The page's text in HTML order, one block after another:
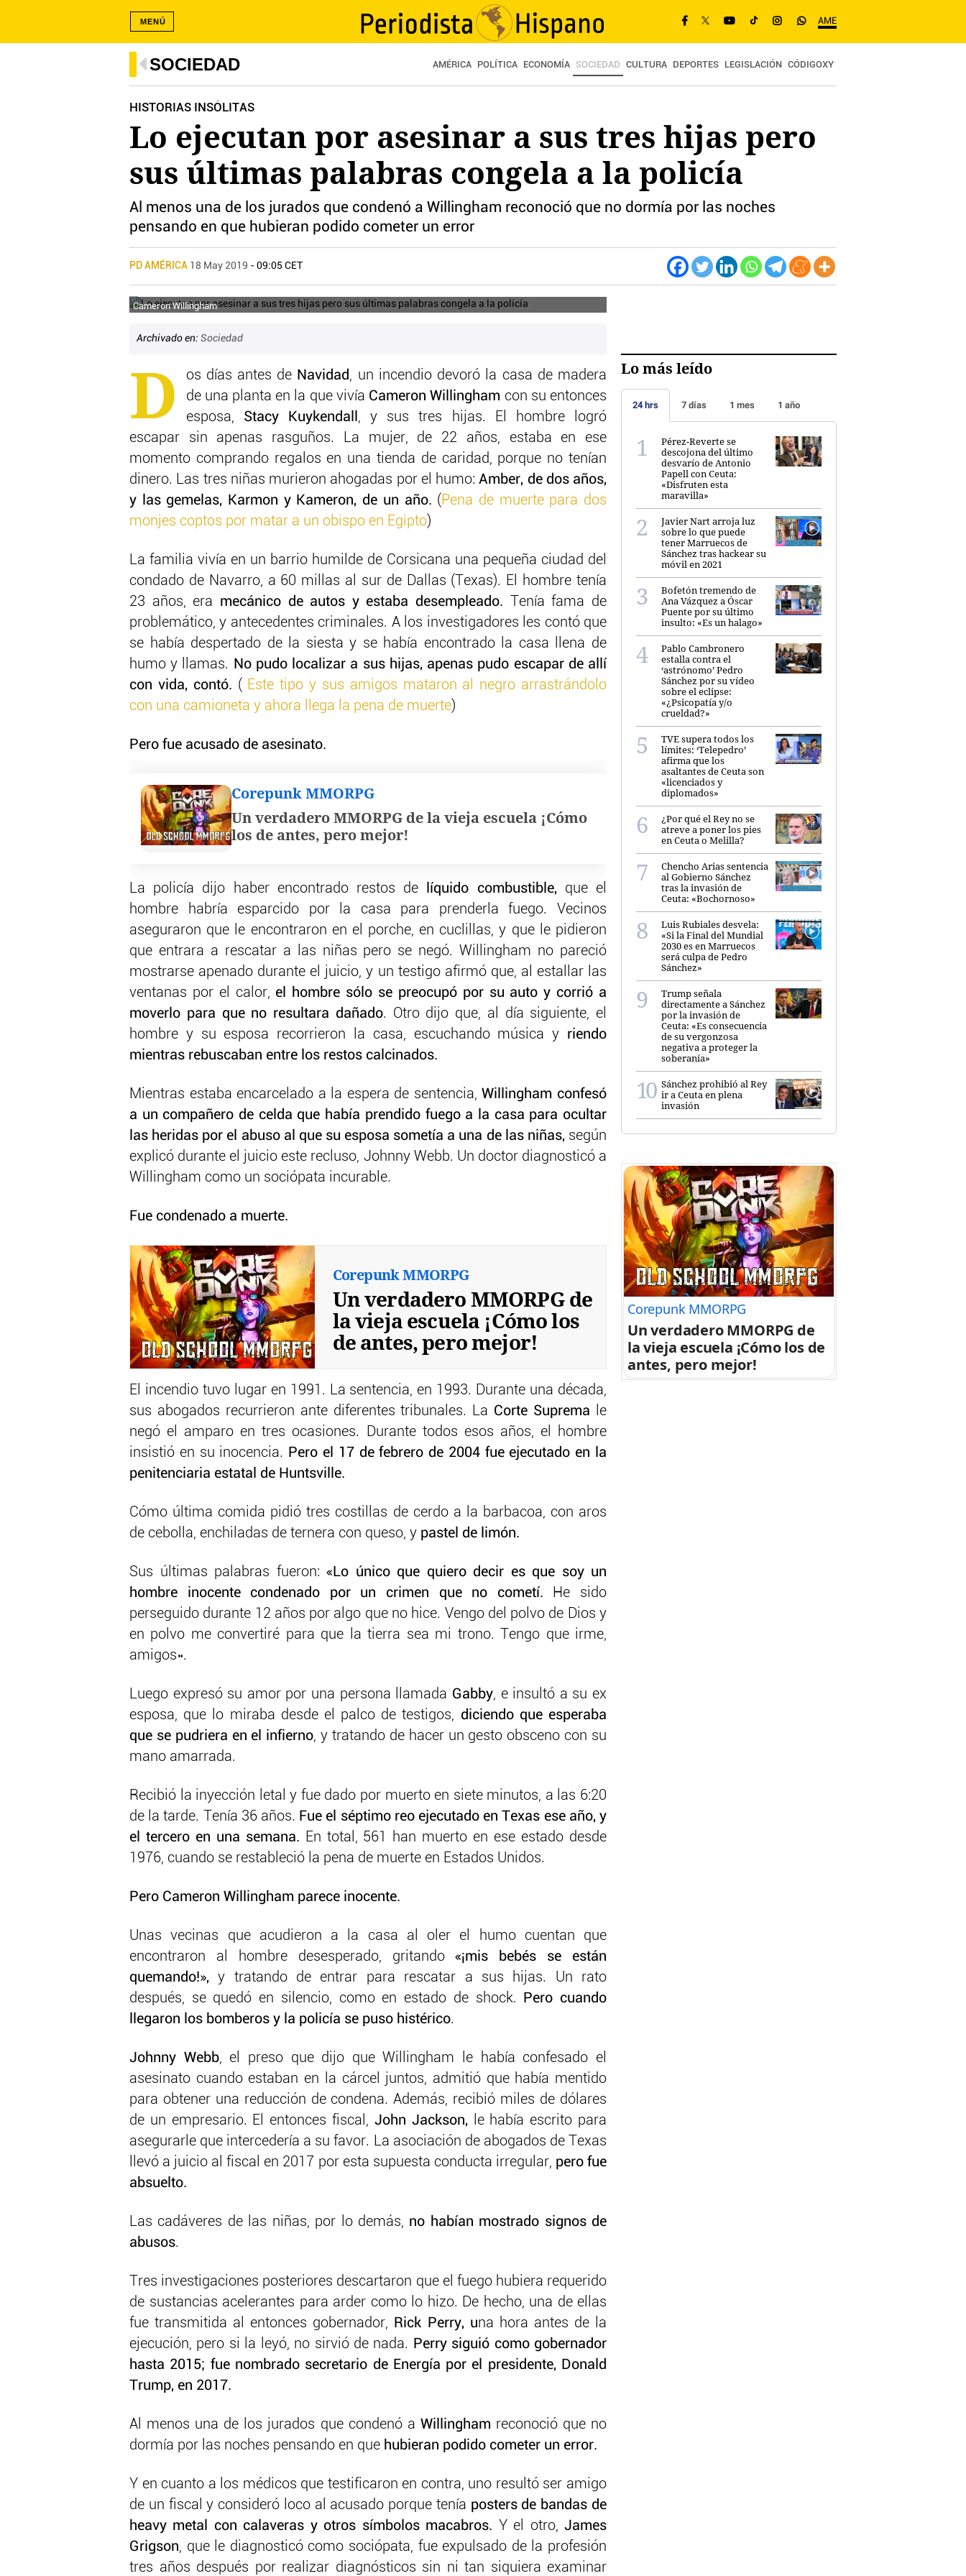
AME
MENÚ
SOCIEDAD AMÉRICA POLÍTICA ECONOMÍA SOCIEDAD CULTURA DEPORTES LEGISLACIÓN CÓDIGOXY
HISTORIAS INSÓLITAS
Lo ejecutan por asesinar a sus tres hijas pero
sus últimas palabras congela a la policía
Al menos una de los jurados que condenó a Willingham reconoció que no dormía por las noches
pensando en que hubieran podido cometer un error
PD AMÉRICA 18 May 2019 - 09:05 CET
Cameron Willingham
Archivado en: Sociedad
D os días antes de Navidad, un incendio devoró la casa de madera
de una planta en la que vivía Cameron Willingham con su entonces
esposa, Stacy Kuykendall , y sus tres hijas. El hombre logró
escapar sin apenas rasguños. La mujer, de 22 años, estaba en ese
momento comprando regalos en una tienda de caridad, porque no tenían
dinero. Las tres niñas murieron ahogadas por el humo: Amber, de dos años,
y las gemelas, Karmon y Kameron, de un año. ( Pena de muerte para dos
monjes coptos por matar a un obispo en Egipto)
La familia vivía en un barrio humilde de Corsicana una pequeña ciudad del
condado de Navarro, a 60 millas al sur de Dallas (Texas). El hombre tenía
23 años, era mecánico de autos y estaba desempleado.
Tenía fama de
problemático, y antecedentes criminales. A los investigadores les contó que
se había despertado de la siesta y se había encontrado la casa llena de
humo y llamas. No pudo localizar a sus hijas, apenas pudo escapar de allí
con vida, contó. ( Este tipo y sus amigos mataron al negro arrastrándolo
con una camioneta y ahora llega la pena de muerte)
Pero fue acusado de asesinato.
Corepunk MMORPG
Un verdadero MMORPG de la vieja escuela ¡Cómo
los de antes, pero mejor!
La policía dijo haber encontrado restos de líquido combustible, que el
hombre habría esparcido por la casa para prenderla fuego. Vecinos
aseguraron que le encontraron en el porche, en cuclillas, y que le pidieron
que entrara a rescatar a las niñas pero se negó. Willingham no pareció
mostrarse apenado durante el juicio, y un testigo afirmó que, al estallar las
ventanas por el calor, el hombre sólo se preocupó por su auto y corrió a
moverlo para que no resultara dañado. Otro dijo que, al día siguiente, el
hombre y su esposa recorrieron la casa, escuchando música y riendo
mientras rebuscaban entre los restos calcinados.
Mientras estaba encarcelado a la espera de sentencia,Willingham confesó
a un compañero de celda que había prendido fuego a la casa para ocultar
las heridas por el abuso al que su esposa sometía a una de las niñas, según
explicó durante el juicio este recluso, Johnny Webb. Un doctor diagnosticó a
Willingham como un sociópata incurable.
Fue condenado a muerte.
Corepunk MMORPG
Un verdadero MMORPG de
la vieja escuela ¡Cómo los
de antes, pero mejor!
El incendio tuvo lugar en 1991. La sentencia, en 1993. Durante una década,
sus abogados recurrieron ante diferentes tribunales. La Corte Suprema
le
negó el amparo en tres ocasiones. Durante todos esos años, el hombre
insistió en su inocencia. Pero el 17 de febrero de 2004 fue ejecutado en la
penitenciaria estatal de Huntsville.
Cómo última comida pidió tres costillas de cerdo a la barbacoa, con aros
de cebolla, enchiladas de ternera con queso, y pastel de limón.
Sus últimas palabras fueron: «Lo único que quiero decir es que soy un
hombre inocente condenado por un crimen que no cometí. He sido
perseguido durante 12 años por algo que no hice. Vengo del polvo de Dios y
en polvo me convertiré para que la tierra sea mi trono. Tengo que irme,
amigos».
Luego expresó su amor por una persona llamada Gabby, e insultó a su ex
esposa, que lo miraba desde el palco de testigos, diciendo que esperaba
que se pudriera en el infierno, y tratando de hacer un gesto obsceno con su
mano amarrada.
Recibió la inyección letal y fue dado por muerto en siete minutos, a las 6:20
de la tarde. Tenía 36 años. Fue el séptimo reo ejecutado en Texas ese año, y
el tercero en una semana. En total, 561 han muerto en ese estado desde
1976, cuando se restableció la pena de muerte en Estados Unidos.
Pero Cameron Willingham parece inocente.
Unas vecinas que acudieron a la casa al oler el humo cuentan que
encontraron al hombre desesperado, gritando«¡mis bebés se están
quemando!», y tratando de entrar para rescatar a sus hijas. Un rato
después, se quedó en silencio, como en estado de shock. Pero cuando
llegaron los bomberos y la policía se puso histérico.
Johnny Webb, el preso que dijo que Willingham le había confesado el
asesinato cuando estaban en la cárcel juntos, admitió que había mentido
para obtener una reducción de condena. Además, recibió miles de dólares
de un empresario. El entonces fiscal, John Jackson, le había escrito para
asegurarle que intercedería a su favor. La asociación de abogados de Texas
llevó a juicio al fiscal en 2017 por esta supuesta conducta irregular, pero fue
absuelto.
Las cadáveres de las niñas, por lo demás, no habían mostrado signos de
abusos.
Tres investigaciones posteriores descartaron que el fuego hubiera requerido
de sustancias acelerantes para arder como lo hizo. De hecho, una de ellas
fue transmitida al entonces gobernador, Rick Perry, una hora antes de la
ejecución, pero si la leyó, no sirvió de nada. Perry siguió como gobernador
hasta 2015; fue nombrado secretario de Energía por el presidente, Donald
Trump, en 2017.
Al menos una de los jurados que condenó a Willingham reconoció que no
dormía por las noches pensando en que hubieran podido cometer un error.
Y en cuanto a los médicos que testificaron en contra, uno resultó ser amigo
de un fiscal y consideró loco al acusado porque tenía posters de bandas de
heavy metal con calaveras y otros símbolos macabros. Y el otro, James
Grigson, que le diagnosticó como sociópata, fue expulsado de la profesión
tres años después por realizar diagnósticos sin ni tan siquiera examinar
Lo más leído
24 hrs 7 días 1 mes 1 año
Pérez-Reverte se
descojona del último
desvarío de Antonio
Papell con Ceuta:
«Disfruten esta
maravilla»
Javier Nart arroja luz
sobre lo que puede
tener Marruecos de
Sánchez tras hackear su
móvil en 2021
Bofetón tremendo de
Ana Vázquez a Óscar
Puente por su último
insulto: «Es un halago»
Pablo Cambronero
estalla contra el
‘astrónomo’ Pedro
Sánchez por su vídeo
sobre el eclipse:
«¿Psicopatía y/o
crueldad?»
TVE supera todos los
límites: ‘Telepedro’
afirma que los
asaltantes de Ceuta son
«licenciados y
diplomados»
¿Por qué el Rey no se
atreve a poner los pies
en Ceuta o Melilla?
Chencho Arias sentencia
al Gobierno Sánchez
tras la invasión de
Ceuta: «Bochornoso»
Luis Rubiales desvela:
«Si la Final del Mundial
2030 es en Marruecos
será culpa de Pedro
Sánchez»
Trump señala
directamente a Sánchez
por la invasión de
Ceuta: «Es consecuencia
de su vergonzosa
negativa a proteger la
soberanía»
Sánchez prohibió al Rey
ir a Ceuta en plena
invasión
Corepunk MMORPG
Un verdadero MMORPG de
la vieja escuela ¡Cómo los de
antes, pero mejor!